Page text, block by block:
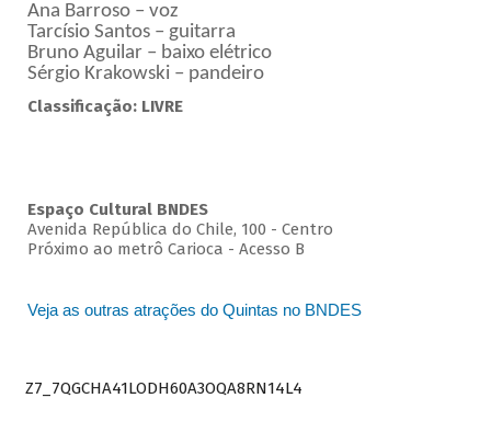
Ana Barroso – voz
Tarcísio Santos – guitarra
Bruno Aguilar – baixo elétrico
Sérgio Krakowski – pandeiro
Classificação: LIVRE
Espaço Cultural BNDES
Avenida República do Chile, 100 - Centro
Próximo ao metrô Carioca - Acesso B
Veja as outras atrações do Quintas no BNDES
Z7_7QGCHA41LODH60A3OQA8RN14L4